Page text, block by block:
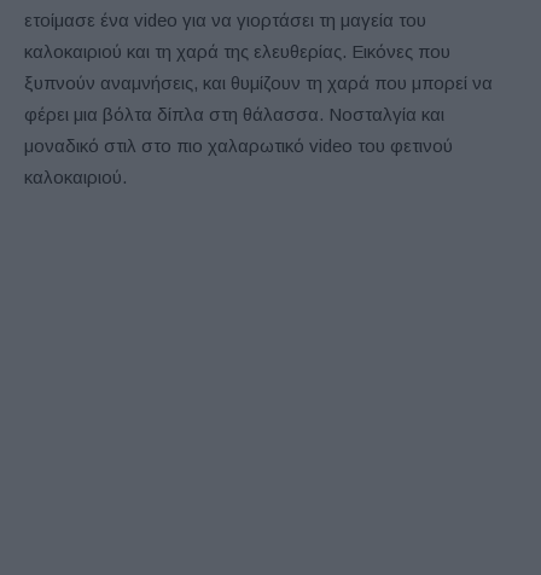
ετοίμασε ένα video για να γιορτάσει τη μαγεία του
καλοκαιριού και τη χαρά της ελευθερίας. Εικόνες που
ξυπνούν αναμνήσεις, και θυμίζουν τη χαρά που μπορεί να
φέρει μια βόλτα δίπλα στη θάλασσα. Νοσταλγία και
μοναδικό στιλ στο πιο χαλαρωτικό video του φετινού
καλοκαιριού.